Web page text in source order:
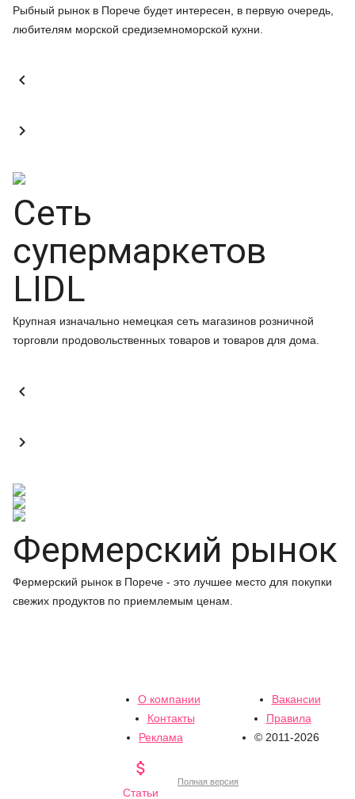
Рыбный рынок в Порече будет интересен, в первую очередь,
любителям морской средиземноморской кухни.


Сеть
супермаркетов
LIDL
Крупная изначально немецкая сеть магазинов розничной
торговли продовольственных товаров и товаров для дома.


Фермерский рынок
Фермерский рынок в Порече - это лучшее место для покупки
свежих продуктов по приемлемым ценам.
О компании
Вакансии
Контакты
Правила
Реклама
© 2011-2026

Статьи
Полная версия